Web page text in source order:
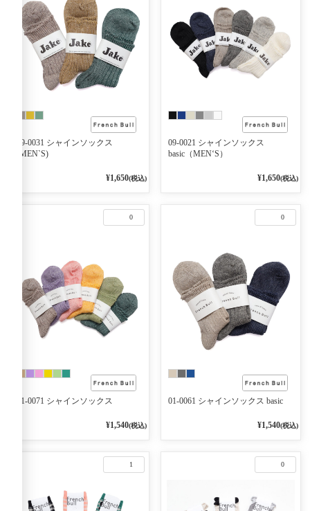
09-0031 シャインソックス
(MEN`S)
¥1,650(税込)
09-0021 シャインソックス
basic（MEN‘S）
¥1,650(税込)
0
01-0071 シャインソックス
¥1,540(税込)
0
01-0061 シャインソックス basic
¥1,540(税込)
1 0